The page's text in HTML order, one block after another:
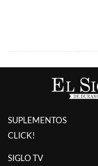
SUPLEMENTOS
CLICK!
SIGLO TV